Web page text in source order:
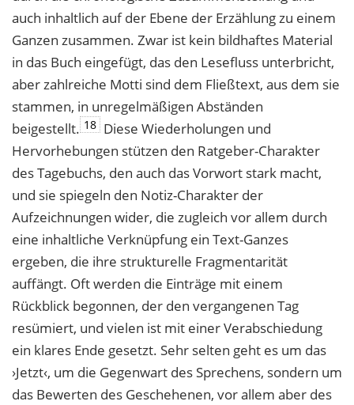
auch inhaltlich auf der Ebene der Erzählung zu einem
Ganzen zusammen. Zwar ist kein bildhaftes Material
in das Buch eingefügt, das den Lesefluss unterbricht,
aber zahlreiche Motti sind dem Fließtext, aus dem sie
stammen, in unregelmäßigen Abständen
beigestellt. 18 Diese Wiederholungen und
Hervorhebungen stützen den Ratgeber-Charakter
des Tagebuchs, den auch das Vorwort stark macht,
und sie spiegeln den Notiz-Charakter der
Aufzeichnungen wider, die zugleich vor allem durch
eine inhaltliche Verknüpfung ein Text-Ganzes
ergeben, die ihre strukturelle Fragmentarität
auffängt. Oft werden die Einträge mit einem
Rückblick begonnen, der den vergangenen Tag
resümiert, und vielen ist mit einer Verabschiedung
ein klares Ende gesetzt. Sehr selten geht es um das
›Jetzt‹, um die Gegenwart des Sprechens, sondern um
das Bewerten des Geschehenen, vor allem aber des